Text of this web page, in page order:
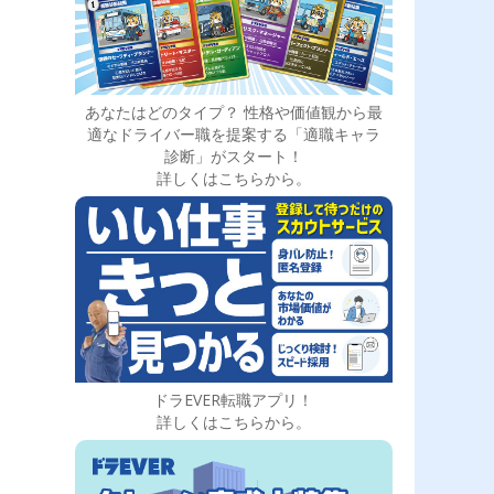
あなたはどのタイプ？ 性格や価値観から最
適なドライバー職を提案する「適職キャラ
診断」がスタート！
詳しくはこちらから。
ドラEVER転職アプリ！
詳しくはこちらから。